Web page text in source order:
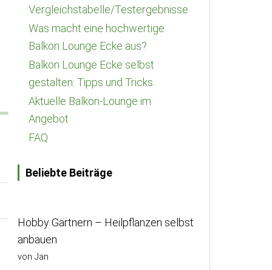
Vergleichstabelle/Testergebnisse
Was macht eine hochwertige
Balkon Lounge Ecke aus?
Balkon Lounge Ecke selbst
gestalten: Tipps und Tricks
Aktuelle Balkon-Lounge im
Angebot
FAQ
Beliebte Beiträge
Hobby Gärtnern – Heilpflanzen selbst
anbauen
von Jan